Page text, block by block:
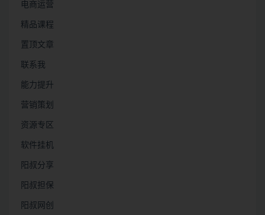
电商运营
精品课程
置顶文章
联系我
能力提升
营销策划
资源专区
软件挂机
阳叔分享
阳叔担保
阳叔网创